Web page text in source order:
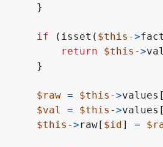
}
if ( isset ( $this ->
return
$this ->
}
$raw = $this ->values [
$val
= $this ->values [
$this ->raw[ $id] =